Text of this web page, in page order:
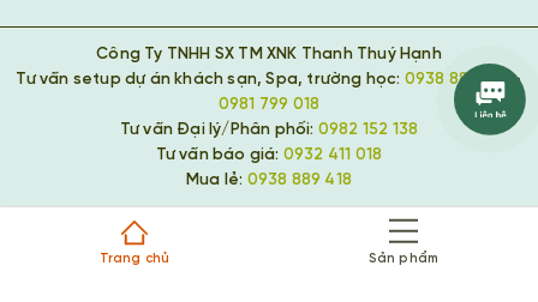
Trang chủ Sản phẩm
Công Ty TNHH SX TM XNK Thanh Thuý Hạnh
Tư vấn setup dự án khách sạn, Spa, trường học: 0938 889 418 -
0981 799 018
Tư vấn Đại lý/Phân phối: 0982 152 138
Tư vấn báo giá: 0932 411 018
Mua lẻ: 0938 889 418